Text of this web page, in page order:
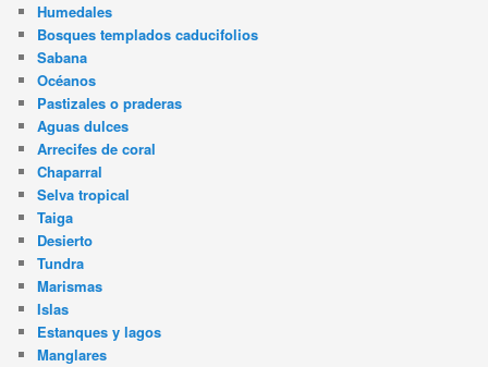
Humedales
Bosques templados caducifolios
Sabana
Océanos
Pastizales o praderas
Aguas dulces
Arrecifes de coral
Chaparral
Selva tropical
Taiga
Desierto
Tundra
Marismas
Islas
Estanques y lagos
Manglares